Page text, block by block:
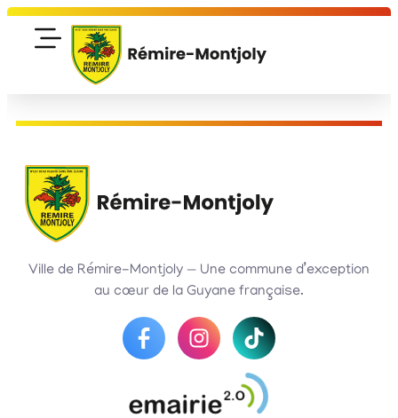
contenu
Ville de Rémire-Montjoly — Une commune d’exception
au cœur de la Guyane française.